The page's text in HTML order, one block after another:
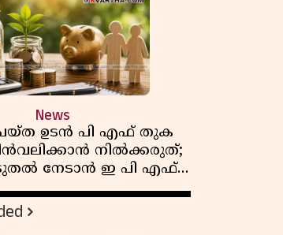
News
ചെയ്ത ഉടൻ പി എഫ് തുക
നിൽക്കരുത്;
നേടാൻ ഇ പി എഫ്
നിയമം അറിയാം